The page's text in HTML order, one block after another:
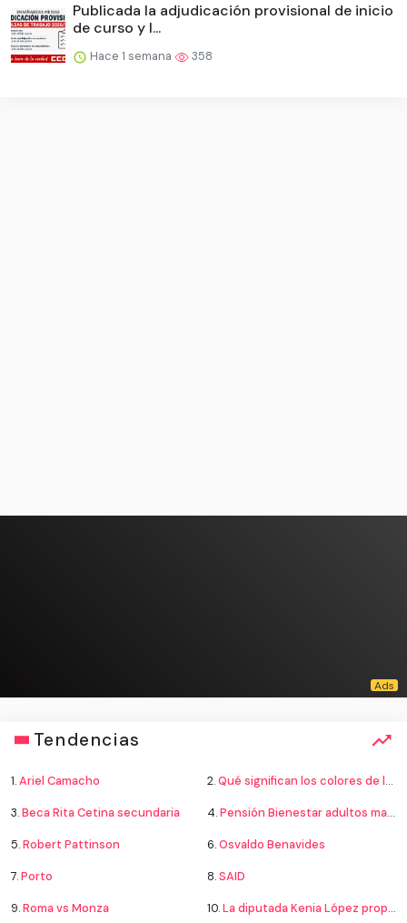
Publicada la adjudicación provisional de inicio
de curso y l...
Hace 1 semana 358
Tendencias
1.Ariel Camacho 2.Qué significan los colores de la bandera
3.Beca Rita Cetina secundaria 4.Pensión Bienestar adultos mayores
5.Robert Pattinson 6.Osvaldo Benavides
7.Porto 8.SAID
9.Roma vs Monza 10.La diputada Kenia López propone cambiar el nombre del país a México